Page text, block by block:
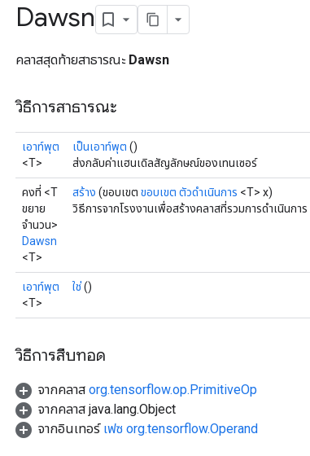
Dawsn
คลาสสุดท้ายสาธารณะ Dawsn
วิธีการสาธารณะ
เอาท์พุต
<T>
เป็นเอาท์พุต ()
ส่งกลับค่าแฮนเดิลสัญลักษณ์ของเทนเซอร์
คงที่ <T
ขยาย
จำนวน>
Dawsn
<T>
สร้าง (ขอบเขต ขอบเขต ตัวดำเนินการ <T> x)
วิธีการจากโรงงานเพื่อสร้างคลาสที่รวมการดำเนินกา
เอาท์พุต
<T>
ใช่()
วิธีการสืบทอด
จากคลาส org.tensorflow.op.PrimitiveOp
จากคลาส java.lang.Object
จากอินเทอร์ เฟซ org.tensorflow.Operand